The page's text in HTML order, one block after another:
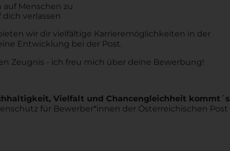
Menschen zu
verlassen
wir dir vielfältige Karrieremöglichkeiten in der
Entwicklung bei der Post.
Zeugnis - ich freu mich über deine Bewerbung!
Vielfalt und Chancengleichheit kommt´s
für Bewerber*innen der Österreichischen Post